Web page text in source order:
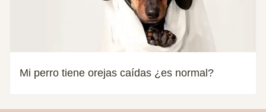
Mi perro tiene orejas caídas ¿es normal?